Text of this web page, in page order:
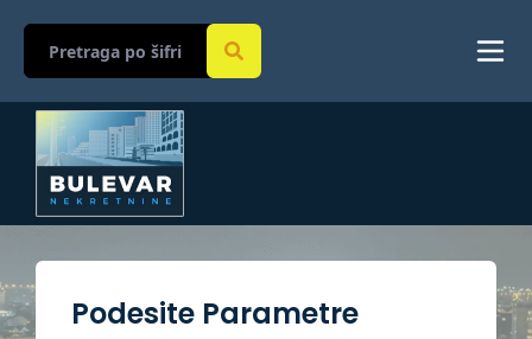
Podesite Parametre